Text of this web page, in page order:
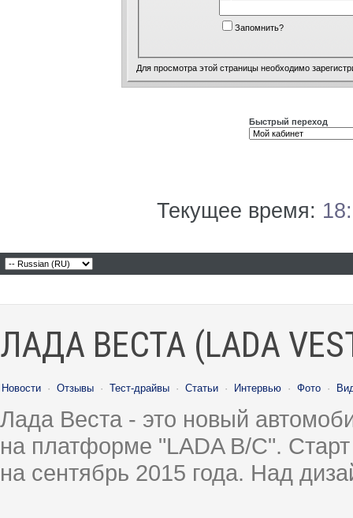
Запомнить?
Для просмотра этой страницы необходимо
Быстрый переход
Текущее время:
ЛАДА ВЕСТА (LADA
Новости · Отзывы · Тест-драйвы · Статьи · Интервью · Фото ·
Лада Веста - это новый
на платформе "LADA B/C".
на сентябрь 2015 года. Над